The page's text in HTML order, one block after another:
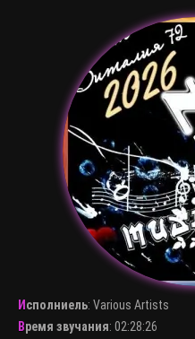
Исполниель: Various Artists
Время звучания: 02:28:26